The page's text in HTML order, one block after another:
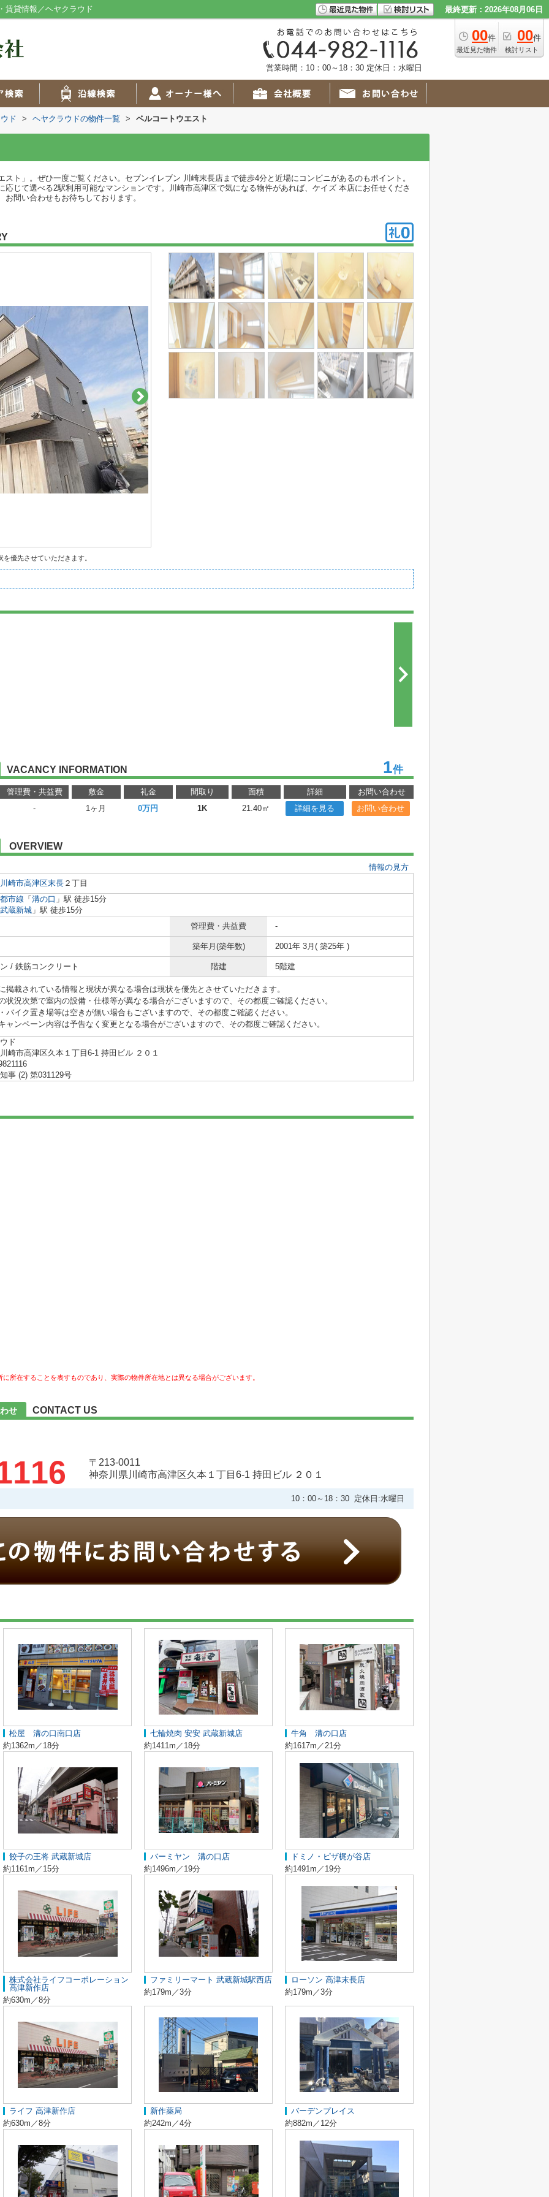
賃貸情報／ヘヤクラウド 最終更新：2026年08月06日
00件
最近見た物件
00件
検討リスト
営業時間：10：00～18：30 定休日：水曜日
ド > ヘヤクラウドの物件一覧 > ベルコートウエスト
スト」。ぜひ一度ご覧ください。セブンイレブン 川崎末長店まで徒歩4分と近場にコンビニがあるのもポイント。
応じて選べる2駅利用可能なマンションです。川崎市高津区で気になる物件があれば、ケイズ 本店にお任せくださ
問い合わせもお待ちしております。
優先させていただきます。
VACANCY INFORMATION 1件
管理費・共益費 敷金 礼金 間取り 面積 詳細
お問い合わせ
- 1ヶ月 0万円 1K 21.40㎡ 詳細を見る お問い合わせ
OVERVIEW
情報の見方
川崎市高津区末長 ２丁目
市線 「 溝の口 」駅 徒歩15分
武蔵新城 」駅 徒歩15分
管理費・共益費 -
築年月(築年数) 2001年 3月( 築25年 )
/ 鉄筋コンクリート 階建 5階建
掲載されている情報と現状が異なる場合は現状を優先とさせていただきます。
状況次第で室内の設備・仕様等が異なる場合がございますので、その都度ご確認ください。
バイク置き場等は空きが無い場合もございますので、その都度ご確認ください。
ャンペーン内容は予告なく変更となる場合がございますので、その都度ご確認ください。
ド
崎市高津区久本１丁目6-1 持田ビル ２０１
事 (2) 第031129号
所在することを表すものであり、実際の物件所在地とは異なる場合がございます。
せ CONTACT US
〒213-0011
神奈川県川崎市高津区久本１丁目6-1 持田ビル ２０１
10：00～18：30 定休日:水曜日
松屋 溝の口南口店
約1362m／18分
七輪焼肉 安安 武蔵新城店
約1411m／18分
牛角 溝の口店
約1617m／21分
餃子の王将 武蔵新城店
約1161m／15分
バーミヤン 溝の口店
約1496m／19分
ドミノ・ピザ梶が谷店
約1491m／19分
株式会社ライフコーポレーション
高津新作店
約630m／8分
ファミリーマート 武蔵新城駅西店
約179m／3分
ローソン 高津末長店
約179m／3分
ライフ 高津新作店
約630m／8分
新作薬局
約242m／4分
バーデンプレイス
約882m／12分